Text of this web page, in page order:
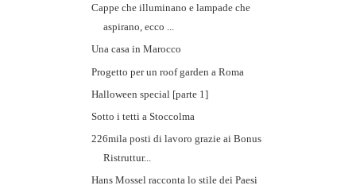
Cappe che illuminano e lampade che
aspirano, ecco ...
Una casa in Marocco
Progetto per un roof garden a Roma
Halloween special [parte 1]
Sotto i tetti a Stoccolma
226mila posti di lavoro grazie ai Bonus
Ristruttur...
Hans Mossel racconta lo stile dei Paesi